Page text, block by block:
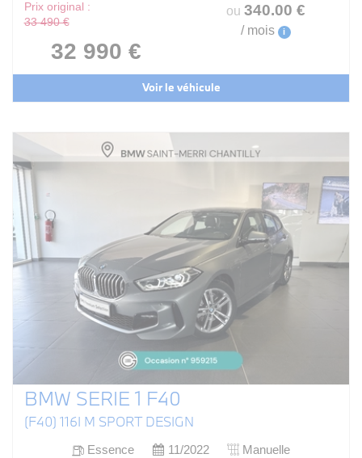
Prix original :
33 490 €
32 990 €
ou 340.00 €
/ mois i
Voir le véhicule
BMW SERIE 1 F40
(F40) 116I M SPORT DESIGN
Essence 11/2022
Manuelle